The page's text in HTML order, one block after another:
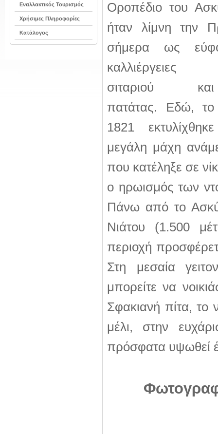
Εναλλακτικός Τουρισμός
Χρήσιμες Πληροφορίες
Κατάλογος
Οροπέδιο του
ήταν λίμνη την
σήμερα ως
καλλιέργειες
σιταριού και
πατάτας. Εδώ, το
1821 εκτυλίχθηκε
μεγάλη μάχη
που κατέληξε σε
ο ηρωισμός των
Πάνω από το
Νιάτου (1.500
περιοχή
Στη μεσαία
μπορείτε να
Σφακιανή πίτα, το
μέλι, στην
πρόσφατα υψωθεί